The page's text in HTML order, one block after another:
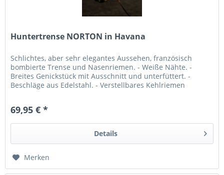
Huntertrense NORTON in Havana
Schlichtes, aber sehr elegantes Aussehen, französisch
bombierte Trense und Nasenriemen. - Weiße Nähte. -
Breites Genickstück mit Ausschnitt und unterfüttert. -
Beschläge aus Edelstahl. - Verstellbares Kehlriemen
69,95 € *
Details
Merken